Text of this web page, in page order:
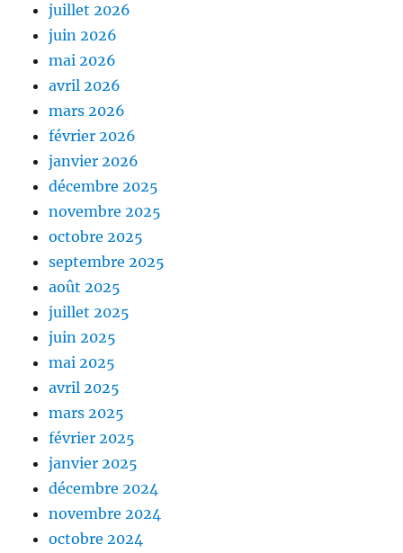
juillet 2026
juin 2026
mai 2026
avril 2026
mars 2026
février 2026
janvier 2026
décembre 2025
novembre 2025
octobre 2025
septembre 2025
août 2025
juillet 2025
juin 2025
mai 2025
avril 2025
mars 2025
février 2025
janvier 2025
décembre 2024
novembre 2024
octobre 2024